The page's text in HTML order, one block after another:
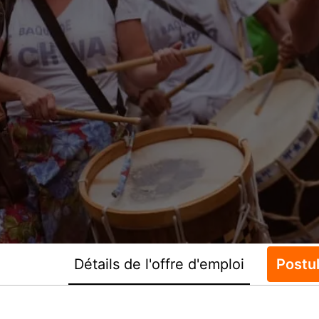
Détails de l'offre d'emploi